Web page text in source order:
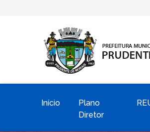
Início
Plano
Diretor